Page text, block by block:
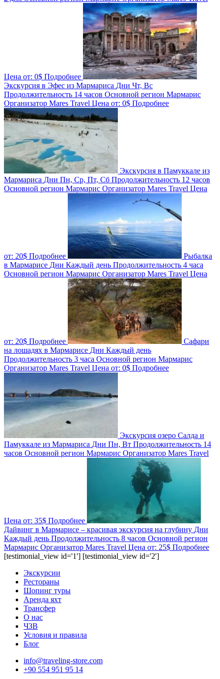
Цена от: 0$ Подробнее
Экскурсия в Эфес из Мармариса Дни Чт, Вс
Продолжительность 14 часов Основной регион Мармарис
Организатор Mares Travel Цена от: 0$ Подробнее
Экскурсия в Памуккале из
Мармариса Дни Пн, Ср, Пт, Сб Продолжительность 12 часов
Основной регион Мармарис Организатор Mares Travel Цена
от: 20$ Подробнее
Рыбалка
в Мармарисе Дни Каждый день Продолжительность 4 часа
Основной регион Мармарис Организатор Mares Travel Цена
от: 20$ Подробнее
Сафари
на лошадях в Мармарисе Дни Каждый день
Продолжительность 3 часа Основной регион Мармарис
Организатор Mares Travel Цена от: 0$ Подробнее
Экскурсия озеро Салда и
Памуккале из Мармариса Дни Пн, Вт Продолжительность 14
часов Основной регион Мармарис Организатор Mares Travel
Цена от: 35$ Подробнее
Дайвинг в Мармарисе – красивая экскурсия на глубину Дни
Каждый день Продолжительность 8 часов Основной регион
Мармарис Организатор Mares Travel Цена от: 25$ Подробнее
[testimonial_view id='1'] [testimonial_view id='2']
Экскурсии
Рестораны
Шопинг туры
Аренда яхт
Трансфер
О нас
ЧЗВ
Условия и правила
Блог
info@traveling-store.com
+90 554 951 95 14